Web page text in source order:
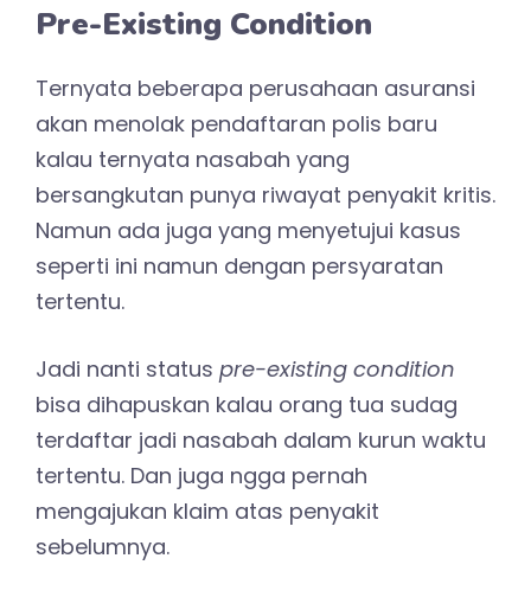
Pre-Existing Condition
Ternyata beberapa perusahaan asuransi
akan menolak pendaftaran polis baru
kalau ternyata nasabah yang
bersangkutan punya riwayat penyakit kritis.
Namun ada juga yang menyetujui kasus
seperti ini namun dengan persyaratan
tertentu.
Jadi nanti status pre-existing condition
bisa dihapuskan kalau orang tua sudag
terdaftar jadi nasabah dalam kurun waktu
tertentu. Dan juga ngga pernah
mengajukan klaim atas penyakit
sebelumnya.